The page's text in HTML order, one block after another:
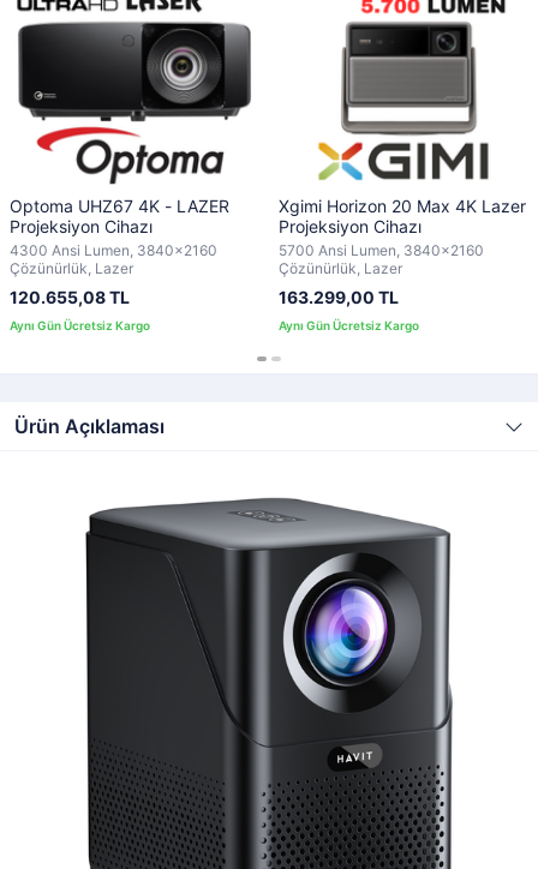
Optoma UHZ67 4K - LAZER
Projeksiyon Cihazı
4300 Ansi Lumen, 3840x2160
Çözünürlük, Lazer
120.655,08 TL
Xgimi Horizon 20 Max 4K Lazer
Projeksiyon Cihazı
5700 Ansi Lumen, 3840x2160
Çözünürlük, Lazer
163.299,00 TL
Ürün Açıklaması